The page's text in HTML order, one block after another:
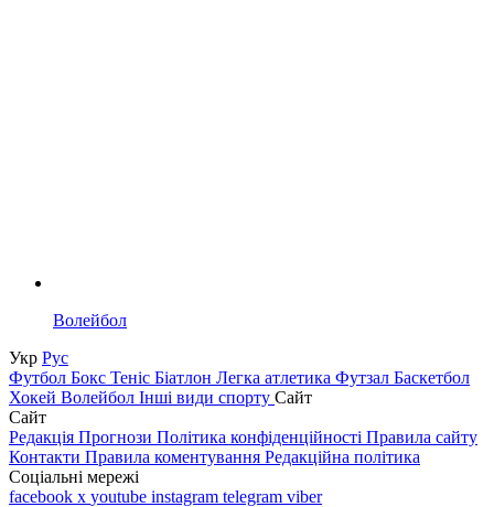
Волейбол
Укр Рус
Футбол Бокс Теніс Біатлон Легка атлетика Футзал Баскетбол
Хокей Волейбол Інші види спорту Сайт
Сайт
Редакція Прогнози Політика конфіденційності Правила сайту
Контакти Правила коментування Редакційна політика
Соціальні мережі
facebook x youtube instagram telegram viber